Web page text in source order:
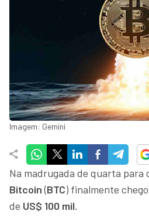
Imagem: Gemini
Na madrugada de quarta para
Bitcoin(BTC) finalmente
de US$ 100 mil.